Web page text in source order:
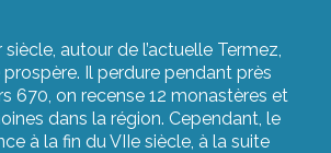
autour de l’actuelle Termez,
Il perdure pendant près
670, on recense 12 monastères et
dans la région. Cependant, le
à la fin du VIIe siècle, à la suite